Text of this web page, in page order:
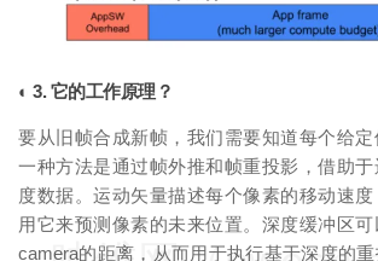
◐ 3. 它的工作原理？
要从旧帧合成新帧，我们需要知道每个给定
一种方法是通过帧外推和帧重投影，借助
度数据。运动矢量描述每个像素的移动速
用它来预测像素的未来位置。深度缓冲区
camera的距离，从而用于执行基于深度的